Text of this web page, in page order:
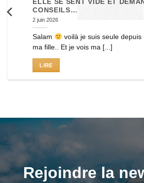
ELLE SE SENT VIDE ET
CONSEILS…
2 juin 2026
Salam
voilà je suis seule depuis
ma fille.. Et je vois ma [...]
LIRE
Rejoindre la